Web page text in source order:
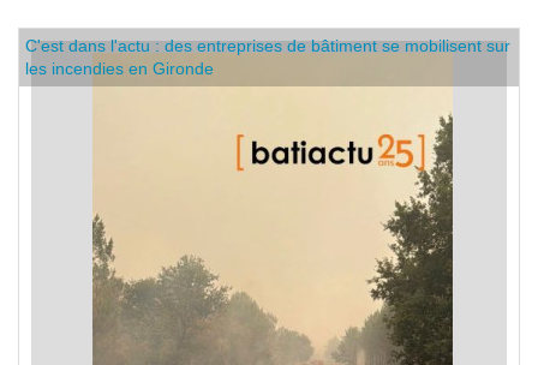
C'est dans l'actu : des entreprises de bâtiment se mobilisent sur
les incendies en Gironde